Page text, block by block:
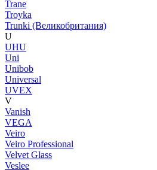
Trane
Troyka
Trunki (Великобритания)
U
UHU
Uni
Unibob
Universal
UVEX
V
Vanish
VEGA
Veiro
Veiro Professional
Velvet Glass
Veslee